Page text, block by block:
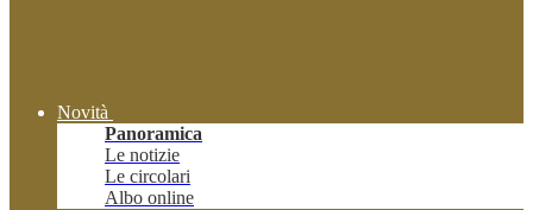
Novità
Panoramica
Le notizie
Le circolari
Albo online